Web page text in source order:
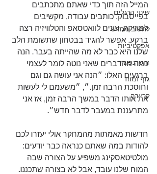
שינוי הרגלים
לחשוב מחדש
אפקטיביות
חוסן נפשי
גוף ומוח
קריירה
המייל הזה תוך כדי שאתם מתכתבים
בפייסבוק, כותבים עבודה, מקשיבים
למוזיקה, עונים לוואטסאפ והטלוויזיה רצה
ברקע. אפשר להגיד בבטחון שתשומת הלב
שלנו היא כבר לא מה שהייתה בעבר. הנה
כמה מהדברים שאני נוטה לומר לעצמי
ברגעים האלו: ״הנה אני עושה גם וגם
וחוסכת הרבה זמן.״, ״משעמם לי לעשות
את אותו הדבר במשך הרבה זמן, אז אני
מתרעננת במעבר לדבר חדש״.
חדשות מאמתות מהמחקר אולי יעזרו לכם
להודות במה שאתם כנראה כבר יודעים:
מולטיטאסקינג משפיע על הצורה שבה
המוח שלנו עובד, אבל לא בצורה שתכננו.